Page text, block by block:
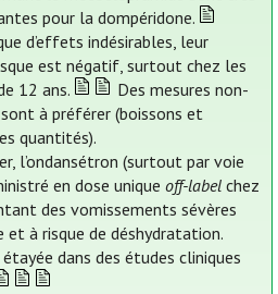
pour la dompéridone.
d’effets indésirables, leur
est négatif, surtout chez les
12 ans.
Des mesures non-
à préférer (boissons et
quantités).
l’ondansétron (surtout par voie
en dose uniqueoff-label chez
des vomissements sévères
à risque de déshydratation.
dans des études cliniques